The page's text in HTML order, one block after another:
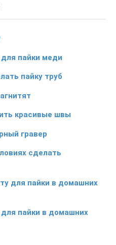
пайки меди
пайку труб
красивые швы
гравер
сделать
для пайки в домашних
пайки в домашних